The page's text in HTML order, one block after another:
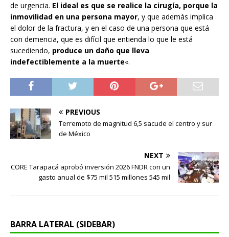
de urgencia. El ideal es que se realice la cirugía, porque la
inmovilidad en una persona mayor, y que además implica
el dolor de la fractura, y en el caso de una persona que está
con demencia, que es difícil que entienda lo que le está
sucediendo, produce un daño que lleva
indefectiblemente a la muerte«.
PREVIOUS
Terremoto de magnitud 6,5 sacude el centro y sur
de México
NEXT
CORE Tarapacá aprobó inversión 2026 FNDR con un
gasto anual de $75 mil 515 millones 545 mil
BARRA LATERAL (SIDEBAR)